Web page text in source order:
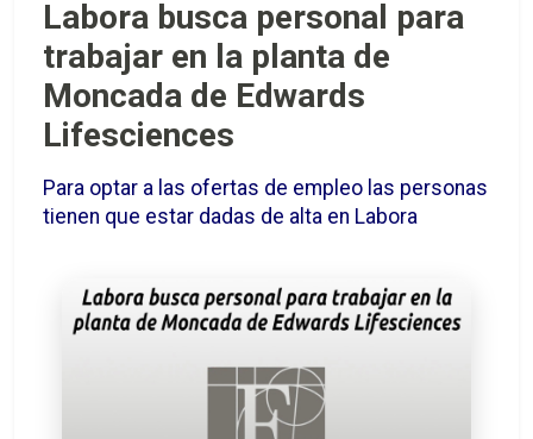
Labora busca personal para
trabajar en la planta de
Moncada de Edwards
Lifesciences
Para optar a las ofertas de empleo las personas
tienen que estar dadas de alta en Labora